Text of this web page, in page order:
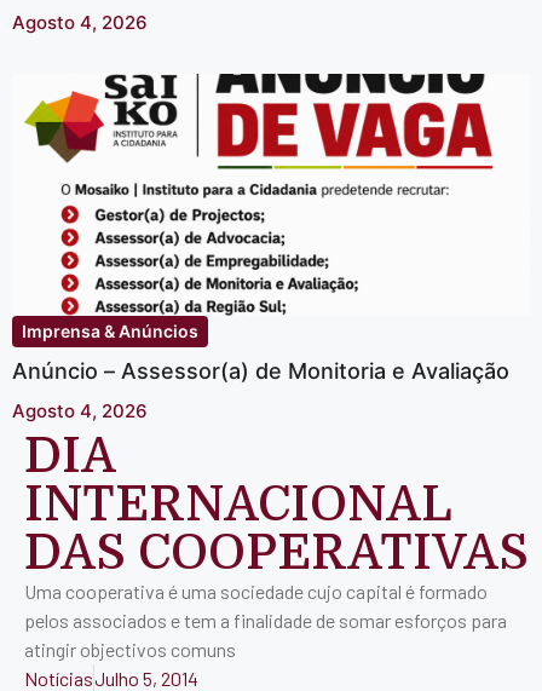
Agosto 4, 2026
Imprensa & Anúncios
Anúncio – Assessor(a) de Monitoria e Avaliação
Agosto 4, 2026
DIA
INTERNACIONAL
DAS COOPERATIVAS
Uma cooperativa é uma sociedade cujo capital é formado
pelos associados e tem a finalidade de somar esforços para
atingir objectivos comuns
NotíciasJulho 5, 2014